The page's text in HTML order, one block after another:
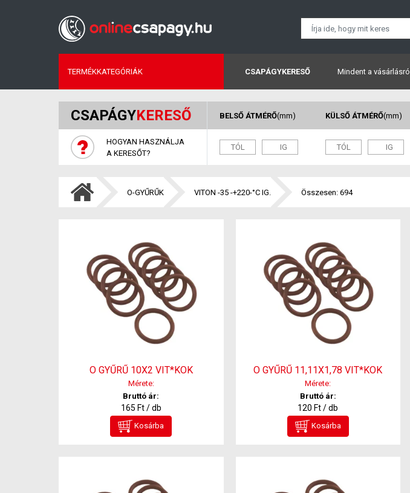
TERMÉKKATEGÓRIÁK CSAPÁGYKERESŐ Mindent a vásárlásról
CSAPÁGYKERESŐ
HOGYAN HASZNÁLJA
A KERESŐT?
BELSŐ ÁTMÉRŐ(mm) KÜLSŐ ÁTMÉRŐ(mm)
O-GYŰRŰK VITON -35 -+220-°C IG. Összesen: 694
O GYŰRŰ 10X2 VIT*KOK
Mérete:
Bruttó ár:
165 Ft / db
Kosárba
O GYŰRŰ 11,11X1,78 VIT*KOK
Mérete:
Bruttó ár:
120 Ft / db
Kosárba